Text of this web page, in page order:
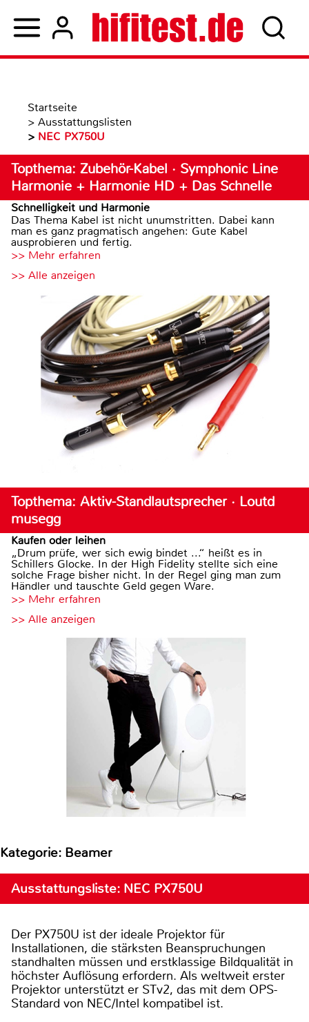
Startseite
> Ausstattungslisten
> NEC PX750U
Topthema: Zubehör-Kabel · Symphonic Line
Harmonie + Harmonie HD + Das Schnelle
Schnelligkeit und Harmonie
Das Thema Kabel ist nicht unumstritten. Dabei kann
man es ganz pragmatisch angehen: Gute Kabel
ausprobieren und fertig.
>> Mehr erfahren
>> Alle anzeigen
Topthema: Aktiv-Standlautsprecher · Loutd
musegg
Kaufen oder leihen
„Drum prüfe, wer sich ewig bindet ...“ heißt es in
Schillers Glocke. In der High Fidelity stellte sich eine
solche Frage bisher nicht. In der Regel ging man zum
Händler und tauschte Geld gegen Ware.
>> Mehr erfahren
>> Alle anzeigen
Kategorie: Beamer
Ausstattungsliste: NEC PX750U
Der PX750U ist der ideale Projektor für
Installationen, die stärksten Beanspruchungen
standhalten müssen und erstklassige Bildqualität in
höchster Auflösung erfordern. Als weltweit erster
Projektor unterstützt er STv2, das mit dem OPS-
Standard von NEC/Intel kompatibel ist.